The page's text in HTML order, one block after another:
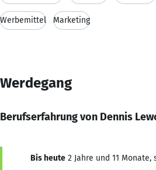
Werbemittel Marketing
Werdegang
Berufserfahrung von Dennis
Bis heute 2 Jahre und 11 Monate,